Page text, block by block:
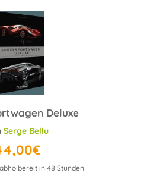
Deluxe
Serge Bellu
in 48 Stunden